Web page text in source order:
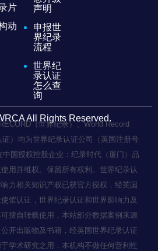
片
动
声明
申报世
界纪录
流程
世界纪
录认证
怎么查
询
All Rights Reserved.
（世界纪录）、World Record
）均为世界纪录认证公司（英国注册号
中国授权控股企业：纪录时代（厦门）品
用并维权。保留所有权利。世界纪录认
力相关知识产权已获官方授权，经英国
馆认证，世界纪录认证和世界影响力及
擅自转载使用，本站部分数据案例来源
开出版物及书籍，经英国世界纪录认证
学术研究之用，本机构不做任何营利性